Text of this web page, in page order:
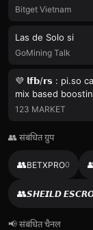
Bitget Vietnam
Las de Solo si
GoMining Talk
💜 𝗹𝗳𝗯/𝗿𝘀 : pi.so
mix based
123 MARKET
👥 संबंधित ग्रुप
👥BETXPRO0
👥𝙎𝙃𝙀𝙄𝙇𝘿
📢 संबंधित चैनल